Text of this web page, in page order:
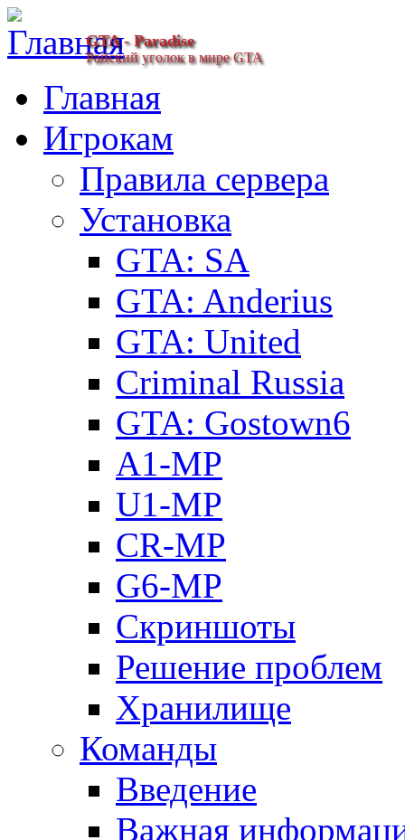
GTA - Paradise
Райский уголок в мире GTA
Главная
Игрокам
Правила сервера
Установка
GTA: SA
GTA: Anderius
GTA: United
Criminal Russia
GTA: Gostown6
A1-MP
U1-MP
CR-MP
G6-MP
Скриншоты
Решение проблем
Хранилище
Команды
Введение
Важная